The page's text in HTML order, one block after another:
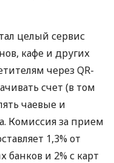
целый сервис
кафе и других
через QR-
счет (в том
чаевые и
Комиссия за прием
1,3% от
банков и 2% с карт